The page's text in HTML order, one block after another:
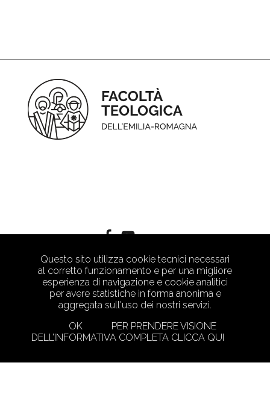
Questo sito utilizza cookie tecnici necessari
al corretto funzionamento e per una migliore
esperienza di navigazione e cookie analitici
per avere statistiche in forma anonima e
aggregata sull'uso dei nostri servizi.
OK
PER PRENDERE VISIONE
DELL’INFORMATIVA COMPLETA CLICCA QUI